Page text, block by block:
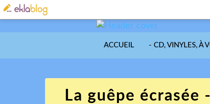
ACCUEIL - CD, VINYLES, À
La guêpe